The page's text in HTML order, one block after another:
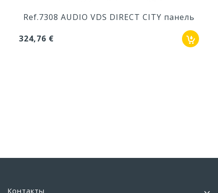
Ref.7308 AUDIO VDS DIRECT CITY панель
324,76 €
Контакты